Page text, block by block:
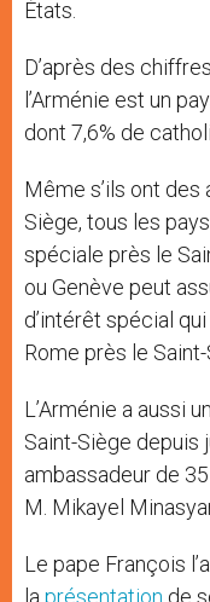
États.
D’après des
l’Arménie est un
dont 7,6% de
Même s’ils ont
Siège, tous les
spéciale près le
ou Genève peut
d’intérêt spécial
Rome près le Saint-
L’Arménie a aussi
Saint-Siège depuis
ambassadeur de
M. Mikayel
Le pape François
la présentation de